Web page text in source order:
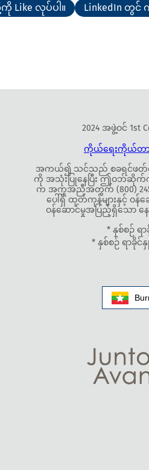
Like လုပ်ပါ။ LinkedIn တွင်
2024 အဖွဲ့ဝင် 1st
ကိုယ်ရေးကိုယ်တာ
အကယ်၍ သင်သည် စခရင်ဖတ်
ကို အသုံးပြုနေပြီး ဤဝဘ်ဆိုက်ကို
က အကူအညီအတွက် (800)
ပေါ်ရှိ ထုတ်ကုန်များနှင့် ဝန်ဆ
ဝန်ဆောင်မှုအပြည့်ရှိသော န
* နှစ်စဉ် ရာ
* နှစ်စဉ် ရာခိုင်